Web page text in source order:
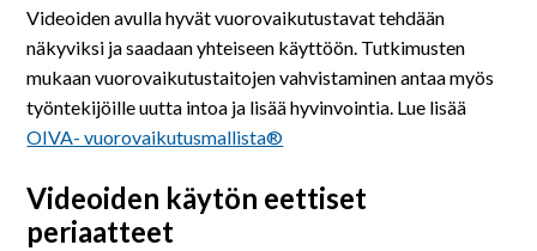
Videoiden avulla hyvät vuorovaikutustavat tehdään
näkyviksi ja saadaan yhteiseen käyttöön. Tutkimusten
mukaan vuorovaikutustaitojen vahvistaminen antaa myös
työntekijöille uutta intoa ja lisää hyvinvointia. Lue lisää
OIVA- vuorovaikutusmallista®
Videoiden käytön eettiset
periaatteet